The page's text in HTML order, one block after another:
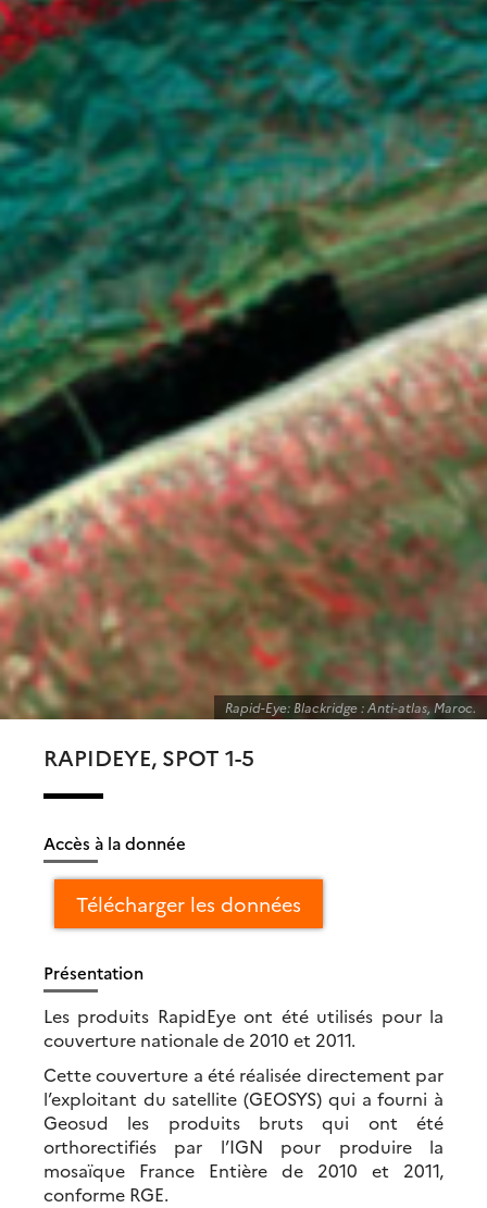
Rapid-Eye: Blackridge : Anti-atlas, Maroc.
RAPIDEYE, SPOT 1-5
Accès à la donnée
Télécharger les données
Présentation
Les produits RapidEye ont été utilisés pour la
couverture nationale de 2010 et 2011.
Cette couverture a été réalisée directement par
l’exploitant du satellite (GEOSYS) qui a fourni à
Geosud les produits bruts qui ont été
orthorectifiés par l’IGN pour produire la
mosaïque France Entière de 2010 et 2011,
conforme RGE.